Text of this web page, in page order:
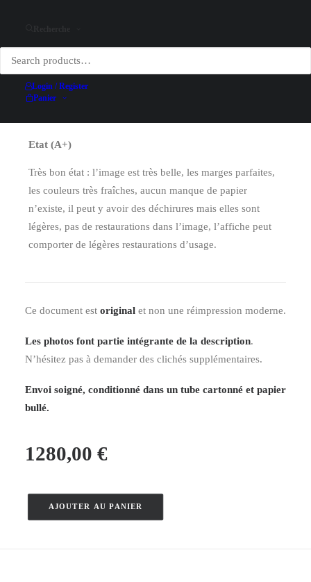
Login / Register
Panier
Date
Technique d'impression
Lithographie
Conditionnement
Etat (A+)
Très bon état : l’image est très belle, les marges parfaites,
les couleurs très fraîches, aucun manque de papier
n’existe, il peut y avoir des déchirures mais elles sont
légères, pas de restaurations dans l’image, l’affiche peut
comporter de légères restaurations d’usage.
Ce document est original et non une réimpression moderne.
Les photos font partie intégrante de la description.
N’hésitez pas à demander des clichés supplémentaires.
Envoi soigné, conditionné dans un tube cartonné et papier
bullé.
1280,00 €
AJOUTER AU PANIER